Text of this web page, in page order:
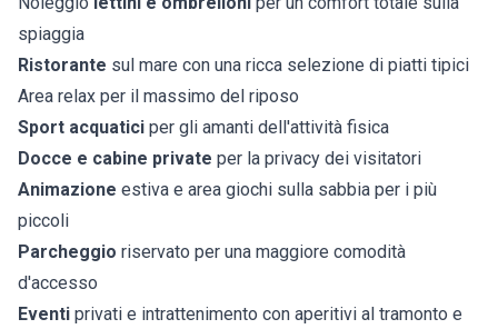
spiaggia
Ristorante sul mare con una ricca selezione di piatti tipici
Area relax per il massimo del riposo
Sport acquatici per gli amanti dell'attività fisica
Docce e cabine private per la privacy dei visitatori
Animazione estiva e area giochi sulla sabbia per i più
piccoli
Parcheggio riservato per una maggiore comodità
d'accesso
Eventi privati e intrattenimento con aperitivi al tramonto e